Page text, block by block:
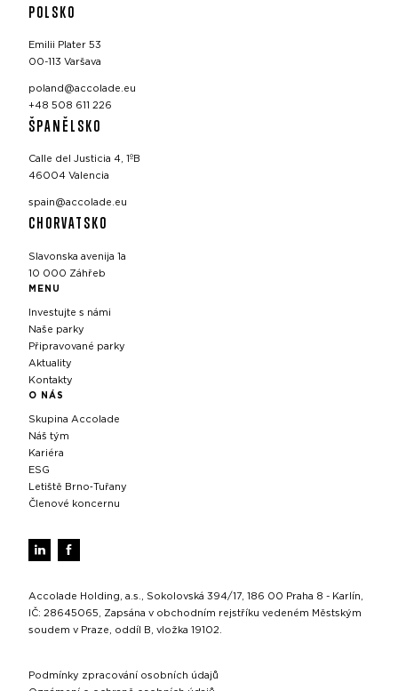
POLSKO
Emilii Plater 53
00-113 Varšava
poland@accolade.eu
+48 508 611 226
ŠPANĚLSKO
Calle del Justicia 4, 1ºB
46004 Valencia
spain@accolade.eu
CHORVATSKO
Slavonska avenija 1a
10 000 Záhřeb
MENU
Investujte s námi
Naše parky
Připravované parky
Aktuality
Kontakty
O NÁS
Skupina Accolade
Náš tým
Kariéra
ESG
Letiště Brno‑Tuřany
Členové koncernu
Accolade Holding, a.s., Sokolovská 394/17, 186 00 Praha 8 - Karlín,
IČ: 28645065, Zapsána v obchodním rejstříku vedeném Městským
soudem v Praze, oddíl B, vložka 19102.
Podmínky zpracování osobních údajů